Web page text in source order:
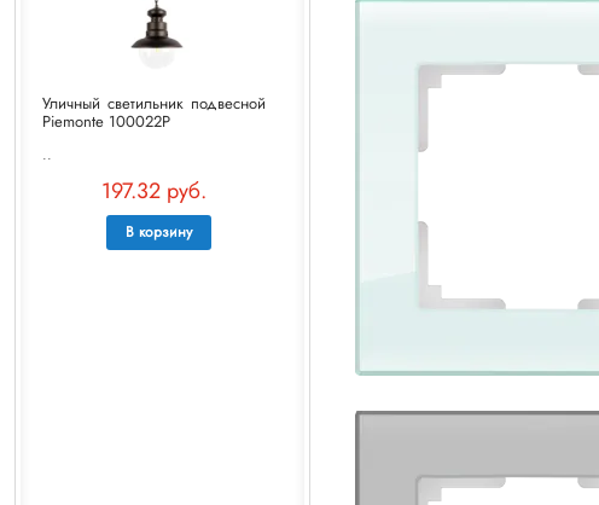
Уличный светильник подвесной
Piemonte 100022P
..
197.32 руб.
В корзину